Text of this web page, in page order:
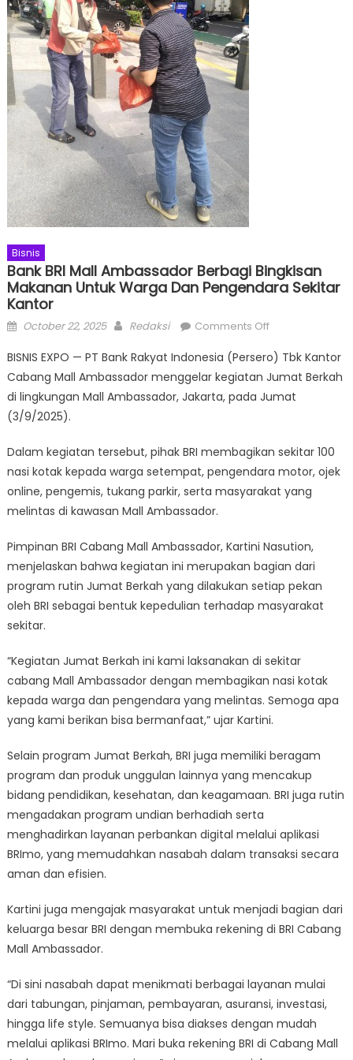
Bisnis
Bank BRI Mall Ambassador Berbagi Bingkisan
Makanan Untuk Warga Dan Pengendara Sekitar
Kantor
Posted
October 22, 2025 Author
Redaksi Comments Offon
BRI
Mall
Ambassador
Makanan
untuk
Warga
Sekitar
Kantor
BISNIS EXPO — PT Bank Rakyat Indonesia (Persero) Tbk Kantor
Cabang Mall Ambassador menggelar kegiatan Jumat Berkah
di lingkungan Mall Ambassador, Jakarta, pada Jumat
(3/9/2025).
Dalam kegiatan tersebut, pihak BRI membagikan sekitar 100
nasi kotak kepada warga setempat, pengendara motor, ojek
online, pengemis, tukang parkir, serta masyarakat yang
melintas di kawasan Mall Ambassador.
Pimpinan BRI Cabang Mall Ambassador, Kartini Nasution,
menjelaskan bahwa kegiatan ini merupakan bagian dari
program rutin Jumat Berkah yang dilakukan setiap pekan
oleh BRI sebagai bentuk kepedulian terhadap masyarakat
sekitar.
“Kegiatan Jumat Berkah ini kami laksanakan di sekitar
cabang Mall Ambassador dengan membagikan nasi kotak
kepada warga dan pengendara yang melintas. Semoga apa
yang kami berikan bisa bermanfaat,” ujar Kartini.
Selain program Jumat Berkah, BRI juga memiliki beragam
program dan produk unggulan lainnya yang mencakup
bidang pendidikan, kesehatan, dan keagamaan. BRI juga rutin
mengadakan program undian berhadiah serta
menghadirkan layanan perbankan digital melalui aplikasi
BRImo, yang memudahkan nasabah dalam transaksi secara
aman dan efisien.
Kartini juga mengajak masyarakat untuk menjadi bagian dari
keluarga besar BRI dengan membuka rekening di BRI Cabang
Mall Ambassador.
“Di sini nasabah dapat menikmati berbagai layanan mulai
dari tabungan, pinjaman, pembayaran, asuransi, investasi,
hingga life style. Semuanya bisa diakses dengan mudah
melalui aplikasi BRImo. Mari buka rekening BRI di Cabang Mall